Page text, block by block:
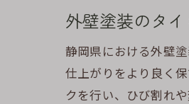
外壁塗装のタ
静岡県における外壁
仕上がりをより良く
クを行い、ひび割れ